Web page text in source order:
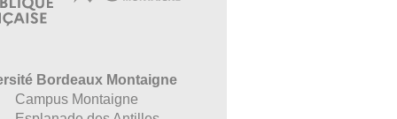
Bordeaux Montaigne
Campus Montaigne